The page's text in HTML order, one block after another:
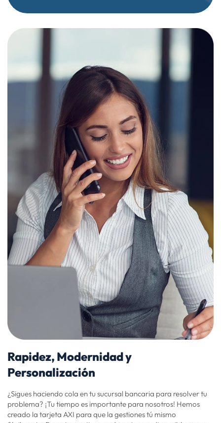
Rapidez, Modernidad y
Personalización
¿Sigues haciendo cola en tu sucursal bancaria para resolver tu
problema? ¡Tu tiempo es importante para nosotros! Hemos
creado la tarjeta AXI para que la gestiones tú mismo